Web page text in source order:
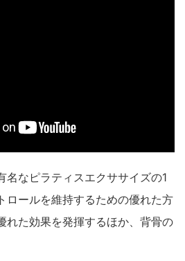
名なピラティスエクササイズの1
ロールを維持するための優れた方
れた効果を発揮するほか、背骨の